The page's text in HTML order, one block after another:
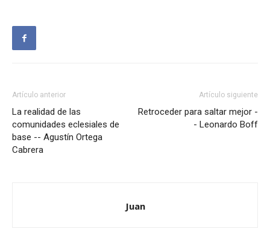
Artículo anterior
La realidad de las
comunidades eclesiales de
base -- Agustín Ortega
Cabrera
Artículo siguiente
Retroceder para saltar mejor -
- Leonardo Boff
Juan